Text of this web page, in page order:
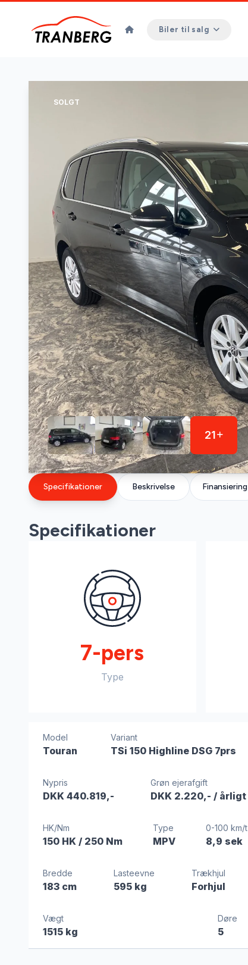
Biler til salg
SOLGT
21
Specifikationer Beskrivelse Finansiering
Specifikationer
7-pers
Type
Model
Touran
Variant
TSi 150 Highline DSG 7prs
Nypris
DKK 440.819,-
Grøn ejerafgift
DKK 2.220,-/ årligt
HK/Nm
150 HK / 250 Nm
Type
MPV
0-100 km/t
8,9 sek
Bredde
183 cm
Lasteevne
595 kg
Trækhjul
Forhjul
Vægt
1515 kg
Døre
5